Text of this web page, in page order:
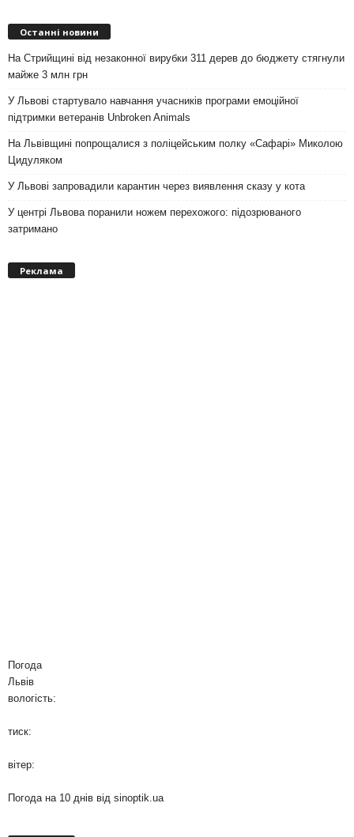
Останні новини
На Стрийщині від незаконної вирубки 311 дерев до бюджету стягнули
майже 3 млн грн
У Львові стартувало навчання учасників програми емоційної
підтримки ветеранів Unbroken Animals
На Львівщині попрощалися з поліцейським полку «Сафарі» Миколою
Цидуляком
У Львові запровадили карантин через виявлення сказу у кота
У центрі Львова поранили ножем перехожого: підозрюваного
затримано
Реклама
Погода
Львів
вологість:
тиск:
вітер:
Погода на 10 днів від sinoptik.ua